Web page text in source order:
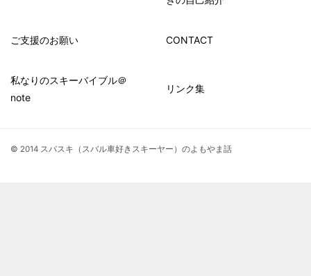
ご支援のお願い CONTACT
私なりのスキーバイブル＠
note
リンク集
© 2014 スバスキ（スバル車好きスキーヤー）のよもやま話